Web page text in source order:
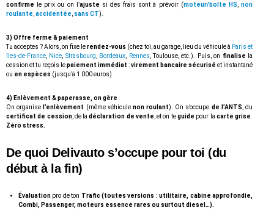
confirme le prix ou on l’ajuste si des frais sont à prévoir (moteur/boîte HS ,non
roulante accidentée sans CT).
3) Offre ferme & paiement
Tu acceptes ? Alors, on fixe lerendez-vous (chez toi, au garage, lieu du véhicule à Paris et
îles-de-France
Nice Strasbourg Bordeaux Rennes , Toulouse, etc.). Puis, on finalise la
cession et tu reçois lepaiement immédiat :virement bancaire sécurisé et instantané
ou en espèces (jusqu’à 1 000 euros)
4) Enlèvement & paperasse, on gère
On organise l’enlèvement (même véhicule non roulant). On s’occupe de l’ANTS , du
certificat de cession, de ladéclaration de vente , et on teguide pour la carte grise
Zéro stress.
De quoi Delivautos’occupe pour toi (du
début à la fin)
Évaluation pro de ton Trafic (toutes versions : utilitaire, cabine approfondie,
Combi, Passenger, moteurs essence rares ou surtout diesel…).